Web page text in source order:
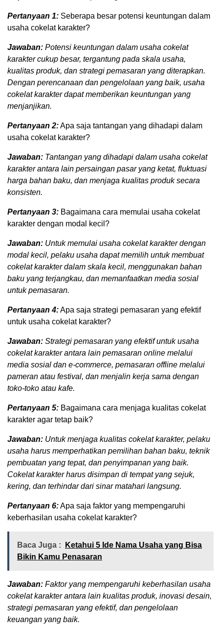
Pertanyaan 1: Seberapa besar potensi keuntungan dalam
usaha cokelat karakter?
Jawaban: Potensi keuntungan dalam usaha cokelat
karakter cukup besar, tergantung pada skala usaha,
kualitas produk, dan strategi pemasaran yang diterapkan.
Dengan perencanaan dan pengelolaan yang baik, usaha
cokelat karakter dapat memberikan keuntungan yang
menjanjikan.
Pertanyaan 2:Apa saja tantangan yang dihadapi dalam
usaha cokelat karakter?
Jawaban: Tantangan yang dihadapi dalam usaha cokelat
karakter antara lain persaingan pasar yang ketat, fluktuasi
harga bahan baku, dan menjaga kualitas produk secara
konsisten.
Pertanyaan 3: Bagaimana cara memulai usaha cokelat
karakter dengan modal kecil?
Jawaban: Untuk memulai usaha cokelat karakter dengan
modal kecil, pelaku usaha dapat memilih untuk membuat
cokelat karakter dalam skala kecil, menggunakan bahan
baku yang terjangkau, dan memanfaatkan media sosial
untuk pemasaran.
Pertanyaan 4:Apa saja strategi pemasaran yang efektif
untuk usaha cokelat karakter?
Jawaban: Strategi pemasaran yang efektif untuk usaha
cokelat karakter antara lain pemasaran online melalui
media sosial dan e-commerce, pemasaran offline melalui
pameran atau festival, dan menjalin kerja sama dengan
toko-toko atau kafe.
Pertanyaan 5: Bagaimana cara menjaga kualitas cokelat
karakter agar tetap baik?
Jawaban: Untuk menjaga kualitas cokelat karakter, pelaku
usaha harus memperhatikan pemilihan bahan baku, teknik
pembuatan yang tepat, dan penyimpanan yang baik.
Cokelat karakter harus disimpan di tempat yang sejuk,
kering, dan terhindar dari sinar matahari langsung.
Pertanyaan 6:Apa saja faktor yang mempengaruhi
keberhasilan usaha cokelat karakter?
Baca Juga :
Ketahui 5 Ide Nama Usaha yang Bisa
Bikin Kamu Penasaran
Jawaban: Faktor yang mempengaruhi keberhasilan usaha
cokelat karakter antara lain kualitas produk, inovasi desain,
strategi pemasaran yang efektif, dan pengelolaan
keuangan yang baik.